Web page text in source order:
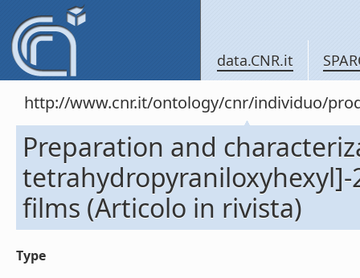
data.CNR.it
http://www.cnr.it/ontology/cnr/individuo/
Preparation and
films (Articolo in rivista)
Type